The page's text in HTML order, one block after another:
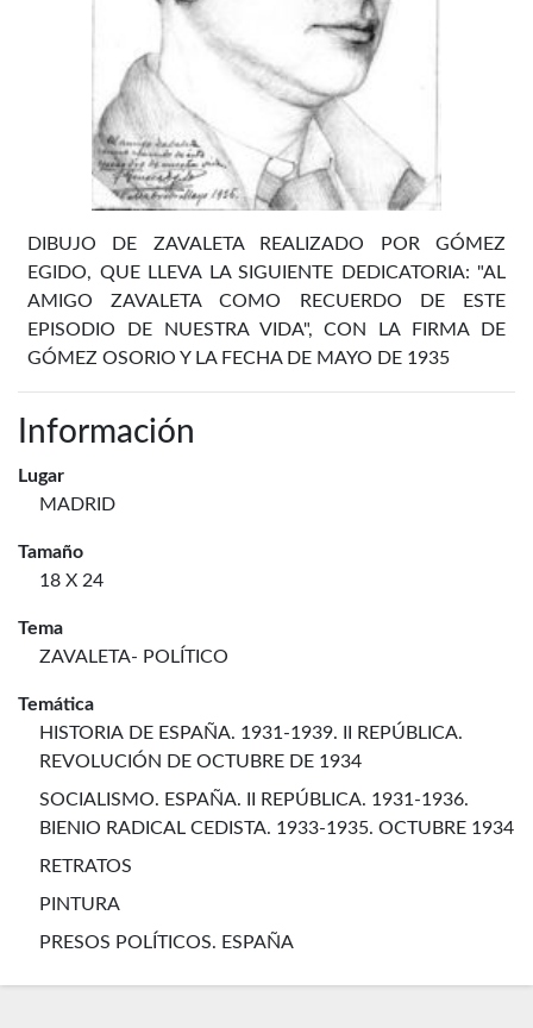
DIBUJO DE ZAVALETA REALIZADO POR GÓMEZ
EGIDO, QUE LLEVA LA SIGUIENTE DEDICATORIA: "AL
AMIGO ZAVALETA COMO RECUERDO DE ESTE
EPISODIO DE NUESTRA VIDA", CON LA FIRMA DE
GÓMEZ OSORIO Y LA FECHA DE MAYO DE 1935
Información
Lugar
MADRID
Tamaño
18 X 24
Tema
ZAVALETA- POLÍTICO
Temática
HISTORIA DE ESPAÑA. 1931-1939. II REPÚBLICA.
REVOLUCIÓN DE OCTUBRE DE 1934
SOCIALISMO. ESPAÑA. II REPÚBLICA. 1931-1936.
BIENIO RADICAL CEDISTA. 1933-1935. OCTUBRE 1934
RETRATOS
PINTURA
PRESOS POLÍTICOS. ESPAÑA